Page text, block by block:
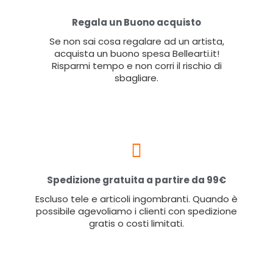
Regala un Buono acquisto
Se non sai cosa regalare ad un artista,
acquista un buono spesa Bellearti.it!
Risparmi tempo e non corri il rischio di
sbagliare.
Spedizione gratuita a partire da 99€
Escluso tele e articoli ingombranti. Quando è
possibile agevoliamo i clienti con spedizione
gratis o costi limitati.